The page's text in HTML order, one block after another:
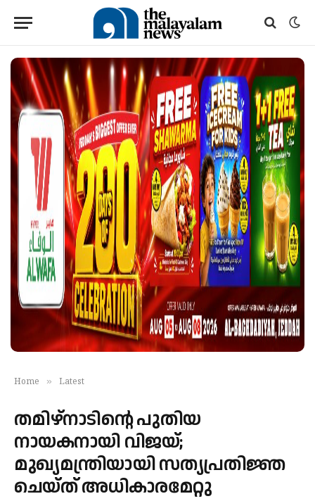
Home » Latest
തമിഴ്‌നാടിന്റെ പുതിയ
നായകനായി വിജയ്;
മുഖ്യമന്ത്രിയായി സത്യപ്രതിജ്ഞ
ചെയ്ത് അധികാരമേറ്റു